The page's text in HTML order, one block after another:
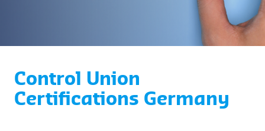
Control Union
Certifications Germany